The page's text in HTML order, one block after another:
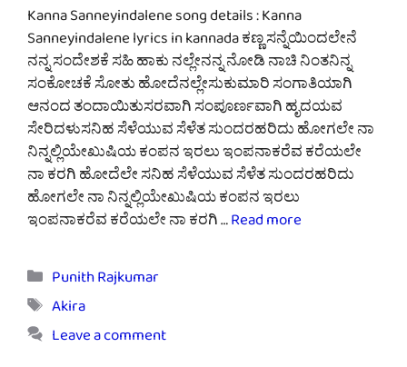
Kanna Sanneyindalene song details : Kanna
Sanneyindalene lyrics in kannada ಕಣ್ಣ ಸನ್ನೆಯಿಂದಲೇನೆ
ನನ್ನ ಸಂದೇಶಕೆ ಸಹಿ ಹಾಕು ನಲ್ಲೇನನ್ನ ನೋಡಿ ನಾಚಿ ನಿಂತನಿನ್ನ
ಸಂಕೋಚಕೆ ಸೋತು ಹೋದೆನಲ್ಲೇಸುಕುಮಾರಿ ಸಂಗಾತಿಯಾಗಿ
ಆನಂದ ತಂದಾಯಿತುಸರವಾಗಿ ಸಂಪೂರ್ಣವಾಗಿ ಹೃದಯವ
ಸೇರಿದಳುಸನಿಹ ಸೆಳೆಯುವ ಸೆಳೆತ ಸುಂದರಹರಿದು ಹೋಗಲೇ ನಾ
ನಿನ್ನಲ್ಲಿಯೇಖುಷಿಯ ಕಂಪನ ಇರಲು ಇಂಪನಾಕರೆವ ಕರೆಯಲೇ
ನಾ ಕರಗಿ ಹೋದೆಲೇ ಸನಿಹ ಸೆಳೆಯುವ ಸೆಳೆತ ಸುಂದರಹರಿದು
ಹೋಗಲೇ ನಾ ನಿನ್ನಲ್ಲಿಯೇಖುಷಿಯ ಕಂಪನ ಇರಲು
ಇಂಪನಾಕರೆವ ಕರೆಯಲೇ ನಾ ಕರಗಿ …Read more
Categories
Punith Rajkumar
Tags
Akira
Leave a comment